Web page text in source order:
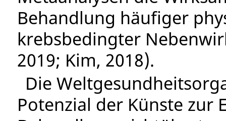
Behandlung häufiger
krebsbedingter
2019; Kim, 2018).
Die
Potenzial der Künste zur